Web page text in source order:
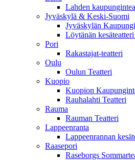
Lahden
Jyväskylä & Keski-Suomi
Jyväskylän
Löytänän
Pori
Rakastajat-teatteri
Oulu
Oulun Teatteri
Kuopio
Kuopion
Rauhalahti Teatteri
Rauma
Rauman Teatteri
Lappeenranta
Lappeenrannan
Raasepori
Raseborgs